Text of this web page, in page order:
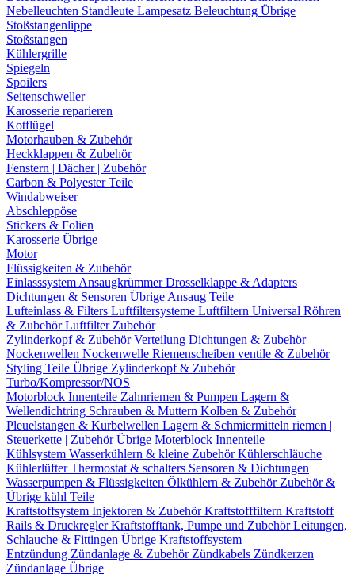
Nebelleuchten Standleute Lampesatz Beleuchtung Übrige
Stoßstangenlippe
Stoßstangen
Kühlergrille
Spiegeln
Spoilers
Seitenschweller
Karosserie reparieren
Kotflügel
Motorhauben & Zubehör
Heckklappen & Zubehör
Fenstern | Dächer | Zubehör
Carbon & Polyester Teile
Windabweiser
Abschleppöse
Stickers & Folien
Karosserie Übrige
Motor
Flüssigkeiten & Zubehör
Einlasssystem AnsaugkrümmerDrosselklappe & Adapters
Dichtungen & Sensoren Übrige Ansaug Teile
Lufteinlass & Filters Luftfiltersysteme Luftfiltern Universal Röhren
& ZubehörLuftfilter Zubehör
Zylinderkopf & ZubehörVerteilung Dichtungen & Zubehör
Nockenwellen Nockenwelle Riemenscheiben ventile & Zubehör
Styling Teile Übrige Zylinderkopf & Zubehör
Turbo/Kompressor/NOS
Motorblock Innenteile Zahnriemen & Pumpen Lagern &
Wellendichtring Schrauben & Muttern Kolben & Zubehör
Pleuelstangen & Kurbelwellen Lagern & Schmiermitteln riemen |
Steuerkette | ZubehörÜbrige Moterblock Innenteile
Kühlsystem Wasserkühlern & kleine ZubehörKühlerschläuche
KühlerlüfterThermostat & schalters Sensoren & Dichtungen
Wasserpumpen & Flüssigkeiten Ölkühlern & Zubehör Zubehör &
Übrige kühl Teile
Kraftstoffsystem Injektoren & ZubehörKraftstofffiltern Kraftstoff
Rails & DruckreglerKraftstofftank, Pumpe und ZubehörLeitungen,
Schlauche & Fittingen Übrige Kraftstoffsystem
Entzündung Zündanlage & Zubehör Zündkabels Zündkerzen
Zündanlage Übrige